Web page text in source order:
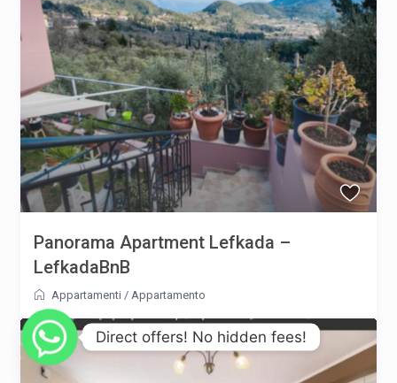
Panorama Apartment Lefkada –
LefkadaBnB
Appartamenti / Appartamento
Direct offers! No hidden fees!